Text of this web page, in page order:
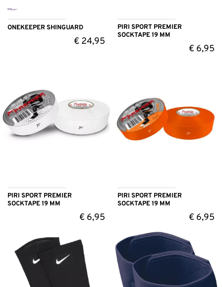
ONEKEEPER SHINGUARD
€24,95
PIRI SPORT PREMIER
SOCKTAPE 19 MM
€ 6,95
PIRI SPORT PREMIER
SOCKTAPE 19 MM
€6,95
PIRI SPORT PREMIER
SOCKTAPE 19 MM
€ 6,95